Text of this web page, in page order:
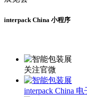
interpack China 小程序
关注官微
interpack China 电